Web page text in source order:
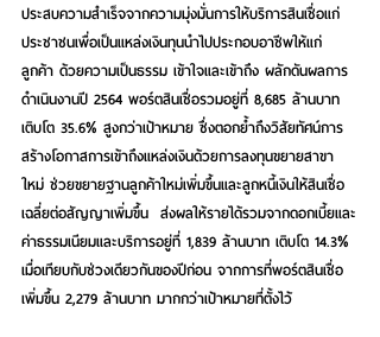
ประสบความสำเร็จจากความมุ่งมั่นการให้บริการสินเชื่อแก่
ประชาชนเพื่อเป็นแหล่งเงินทุนนำไปประกอบอาชีพให้แก่
ลูกค้า ด้วยความเป็นธรรม เข้าใจและเข้าถึง ผลักดันผลการ
ดำเนินงานปี 2564 พอร์ตสินเชื่อรวมอยู่ที่ 8,685 ล้านบาท
เติบโต 35.6% สูงกว่าเป้าหมาย ซึ่งตอกย้ำถึงวิสัยทัศน์การ
สร้างโอกาสการเข้าถึงแหล่งเงินด้วยการลงทุนขยายสาขา
ใหม่ ช่วยขยายฐานลูกค้าใหม่เพิ่มขึ้นและลูกหนี้เงินให้สินเชื่อ
เฉลี่ยต่อสัญญาเพิ่มขึ้น ส่งผลให้รายได้รวมจากดอกเบี้ยและ
ค่าธรรมเนียมและบริการอยู่ที่ 1,839 ล้านบาท เติบโต 14.3%
เมื่อเทียบกับช่วงเดียวกันของปีก่อน จากการที่พอร์ตสินเชื่อ
เพิ่มขึ้น 2,279 ล้านบาท มากกว่าเป้าหมายที่ตั้งไว้